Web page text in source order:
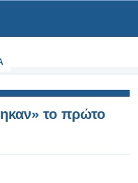
το πρώτο